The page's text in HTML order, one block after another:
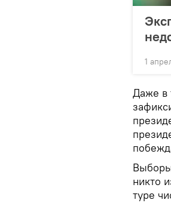
1
Даже в
никто
туре